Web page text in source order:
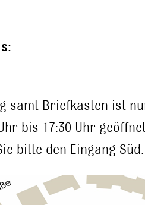
samt Briefkasten ist
bis 17:30 Uhr
bitte den Eingang Süd.